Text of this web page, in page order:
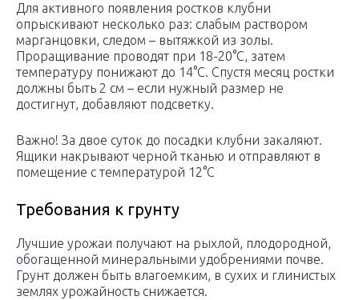
Для активного появления ростков клубни
опрыскивают несколько раз: слабым раствором
марганцовки, следом – вытяжкой из золы.
Проращивание проводят при 18-20°С, затем
температуру понижают до 14°С. Спустя месяц ростки
должны быть 2 см – если нужный размер не
достигнут, добавляют подсветку.
Важно! За двое суток до посадки клубни закаляют.
Ящики накрывают черной тканью и отправляют в
помещение с температурой 12°С
Требования к грунту
Лучшие урожаи получают на рыхлой, плодородной,
обогащенной минеральными удобрениями почве.
Грунт должен быть влагоемким, в сухих и глинистых
землях урожайность снижается.